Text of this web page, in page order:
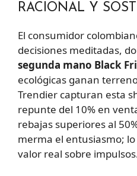
RACIONAL Y
El consumidor
decisiones meditadas,
segunda mano Black
ecológicas ganan
Trendier capturan esta
repunte del 10% en
rebajas superiores al
merma el entusiasmo;
valor real sobre